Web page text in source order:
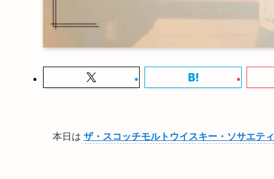
本日は ザ・スコッチモルトウイスキー・ソサエティ